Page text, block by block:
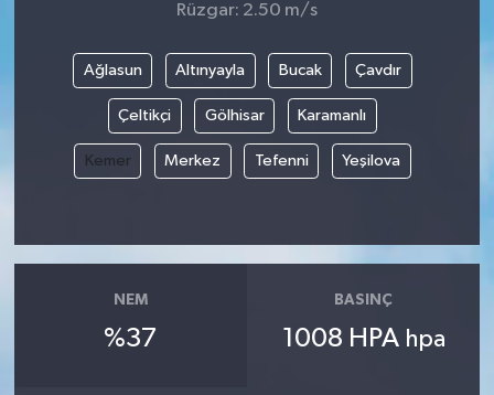
Rüzgar: 2.50 m/s
Ağlasun Altınyayla Bucak Çavdır
Çeltikçi Gölhisar Karamanlı
Kemer Merkez Tefenni Yeşilova
NEM
%37
BASINÇ
1008 HPA hpa